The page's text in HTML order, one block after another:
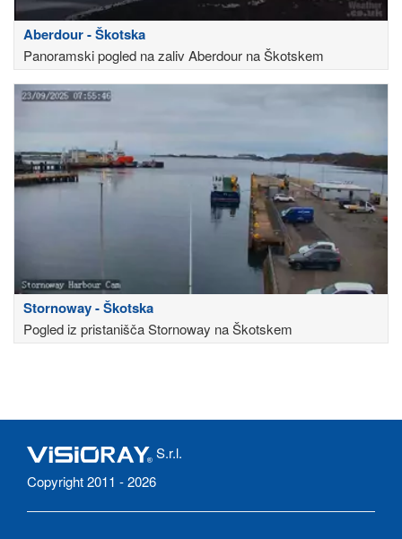
Aberdour - Škotska
Panoramski pogled na zaliv Aberdour na Škotskem
Stornoway - Škotska
Pogled iz pristanišča Stornoway na Škotskem
S.r.l.
Copyright 2011 - 2026